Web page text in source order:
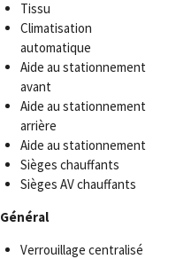
Tissu
Climatisation
automatique
Aide au stationnement
avant
Aide au stationnement
arrière
Aide au stationnement
Sièges chauffants
Sièges AV chauffants
Général
Verrouillage centralisé